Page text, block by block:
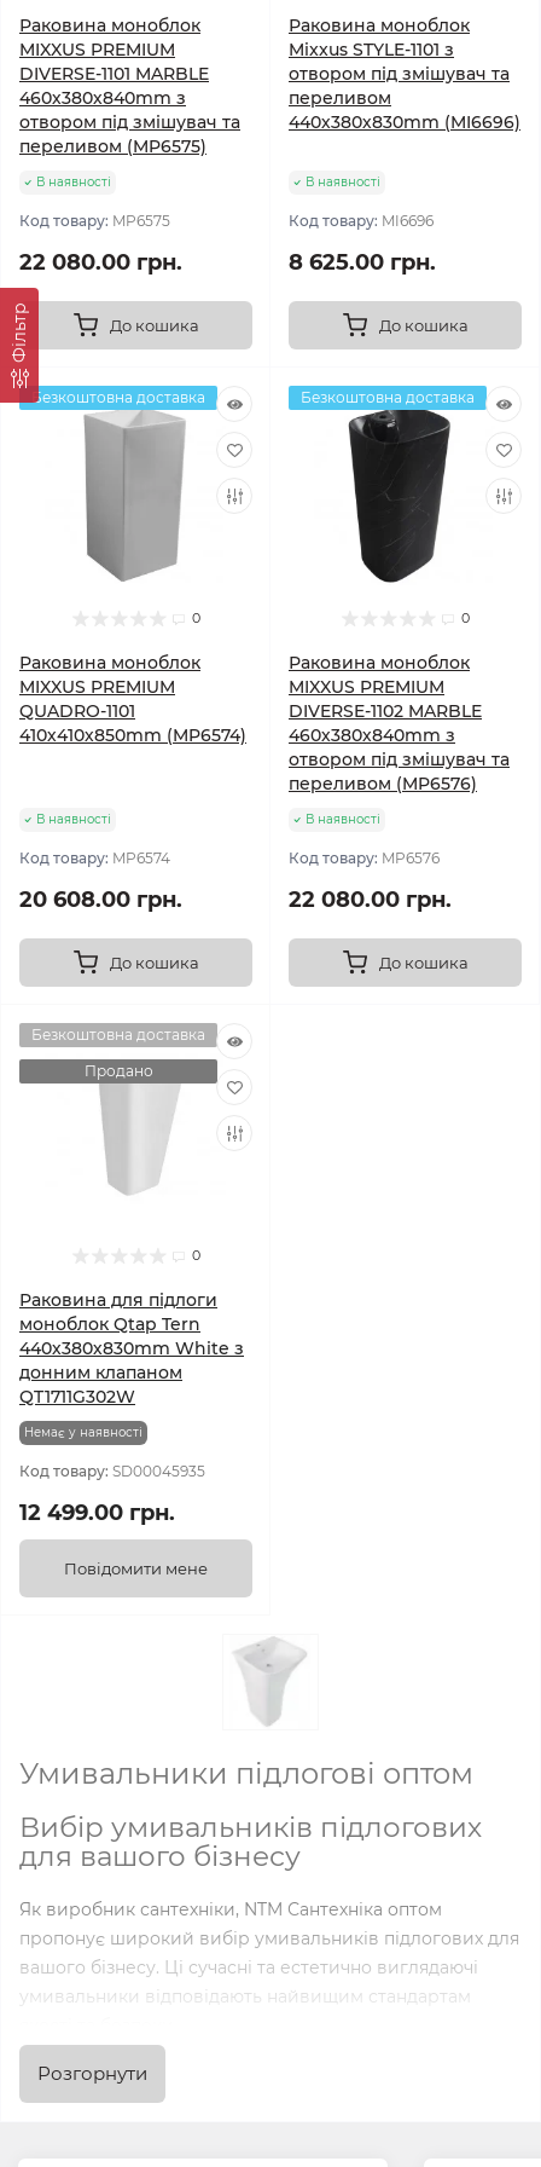
Фільтр
Раковина моноблок
MIXXUS PREMIUM
DIVERSE-1101 MARBLE
460х380х840mm з
отвором під змішувач та
переливом (MP6575)
В наявності
Код товару: MP6575
22 080.00 грн.
До кошика
Раковина моноблок
Mixxus STYLE-1101 з
отвором під змішувач та
переливом
440х380х830mm (MI6696)
В наявності
Код товару: MI6696
8 625.00 грн.
До кошика
Безкоштовна доставка
0
Раковина моноблок
MIXXUS PREMIUM
QUADRO-1101
410х410х850mm (MP6574)
В наявності
Код товару: MP6574
20 608.00 грн.
До кошика
Безкоштовна доставка
0
Раковина моноблок
MIXXUS PREMIUM
DIVERSE-1102 MARBLE
460х380х840mm з
отвором під змішувач та
переливом (MP6576)
В наявності
Код товару: MP6576
22 080.00 грн.
До кошика
Безкоштовна доставка
Продано
0
Раковина для підлоги
моноблок Qtap Tern
440х380х830mm White з
донним клапаном
QT1711G302W
Немає у наявності
Код товару: SD00045935
12 499.00 грн.
Повідомити мене
Умивальники підлогові оптом
Вибір умивальників підлогових
для вашого бізнесу
Як виробник сантехніки, NTM Сантехніка оптом
пропонує широкий вибір умивальників підлогових для
вашого бізнесу. Ці сучасні та естетично виглядаючі
умивальники відповідають найвищим стандартам
Переваги умивальників
Розгорнути